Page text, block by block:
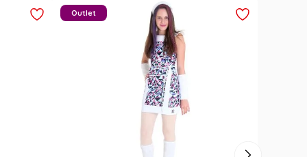
Outlet